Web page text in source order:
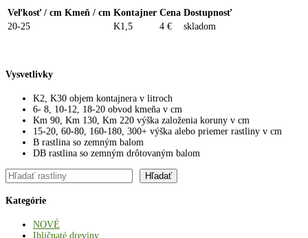
Veľkosť / cm Kmeň / cm Kontajner Cena Dostupnosť
20-25
K1,5 4 € skladom
Vysvetlivky
K2, K30 objem kontajnera v litroch
6- 8, 10-12, 18-20 obvod kmeňa v cm
Km 90, Km 130, Km 220 výška založenia koruny v cm
15-20, 60-80, 160-180, 300+ výška alebo priemer rastliny v cm
B rastlina so zemným balom
DB rastlina so zemným drôtovaným balom
Hľadať
Hľadať
Kategórie
NOVÉ
Ihličnaté dreviny